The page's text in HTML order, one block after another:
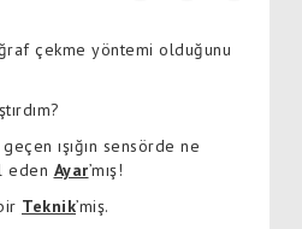
çekme yöntemi olduğunu
ışığın sensörde ne
eden Ayar’mış!
Teknik’miş.